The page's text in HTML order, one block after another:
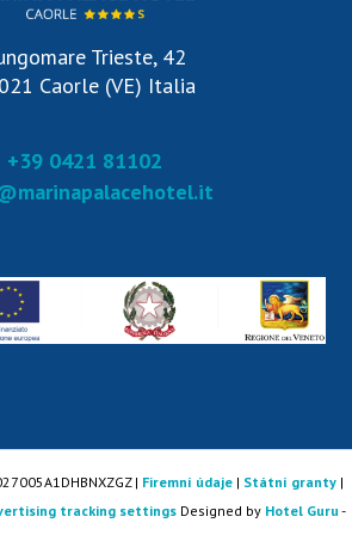
Trieste, 42
Caorle (VE) Italia
+39 0421 81102
| Firemní údaje| Státní granty|
tracking settings Designed by Hotel Guru -